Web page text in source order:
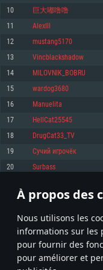
À propos des
Nous utilisons les
informations sur les
pour fournir des
pour améliorer et
Mémoire: 4 GB
Carte graphique supportant
GeForce GTX 660. La
Connection: Connexion
Disque dur: 23.1 Go (client
Recommandée
1060 et plus, Radeon RX 570
Disque dur: 75.9 Go (client
pas supportés)
Mémoire: 6 GB
Carte graphique: Intel Iris
résolution minimale
Connection: Connexion
Disque dur: 62,2 Go (client
Recommandée
OS: Mac OS Big Sur 11.0 ou
Processeur: Core i7 (Les
Mémoire: 8 GB
Carte graphique: Radeon
Disque dur: 62,2 Go (client
Mémoire: 4 GB
Carte graphique: NVIDIA
de même pour AMD (La
720p)
Connection: Connexion
Disque dur: 62,2 Go (client
Recommandée
OS: Ubuntu 20.04 64bit
Processeur: Intel Core i7
Mémoire: 8 GB
Carte graphique: NVIDIA
6 mois et supportant Vulkan
Connection: Connexion
Disque dur: 60,2 Go (client
10 巨大嘟噜噜
11 AlexIII
12 mustang5170
13 Vincblackshadow
14 MILOVNIK_BOBRU
15 wardog3680
16 Manuelita
17 HellCat25545
18 DrugCat33_TV
19 Сучий игрочёк
20 Surbass
* Classement mis à jour
1